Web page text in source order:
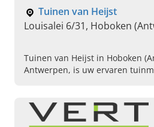
plaatsen
Tuinen van Heijst
Louisalei 6/31, Hoboken
Tuinen van Heijst in Hoboken
Antwerpen, is uw ervaren